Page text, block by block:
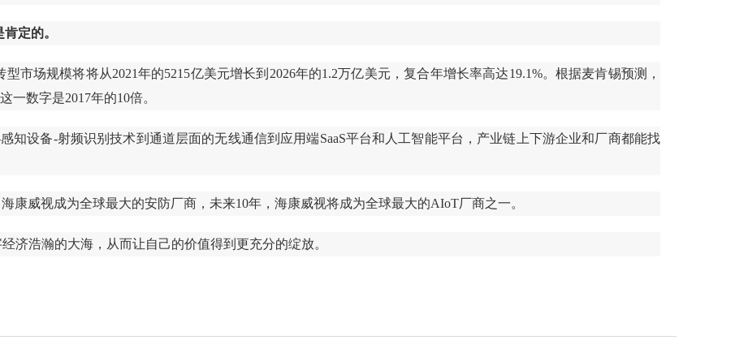
定的。
型市场规模将将从2021年的5215亿美元增长到2026年的1.2万亿美元，复合年增长率高达19.1%。根据麦肯锡预测，
一数字是2017年的10倍。
知设备-射频识别技术到通道层面的无线通信到应用端SaaS平台和人工智能平台，产业链上下游企业和厂商都能找
康威视成为全球最大的安防厂商，未来10年，海康威视将成为全球最大的AIoT厂商之一。
济浩瀚的大海，从而让自己的价值得到更充分的绽放。